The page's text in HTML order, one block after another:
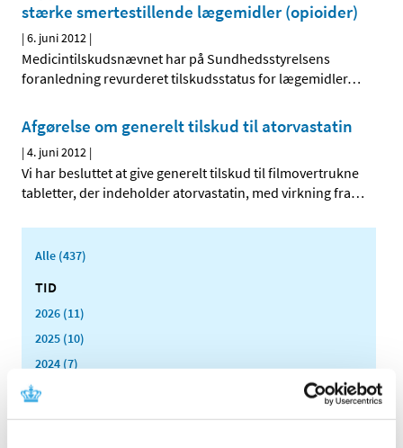
stærke smertestillende lægemidler (opioider)
|6. juni 2012 |
Medicintilskudsnævnet har på Sundhedsstyrelsens
foranledning revurderet tilskudsstatus for lægemidler…
Afgørelse om generelt tilskud til atorvastatin
|4. juni 2012 |
Vi har besluttet at give generelt tilskud til filmovertrukne
tabletter, der indeholder atorvastatin, med virkning fra…
Alle (437)
TID
2026 (11)
2025 (10)
2024 (7)
2023 (8)